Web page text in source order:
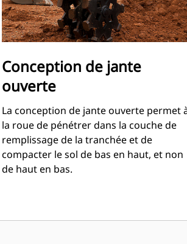
Conception de jante
ouverte
La conception de jante ouverte permet
la roue de pénétrer dans la couche de
remplissage de la tranchée et de
compacter le sol de bas en haut, et non
de haut en bas.